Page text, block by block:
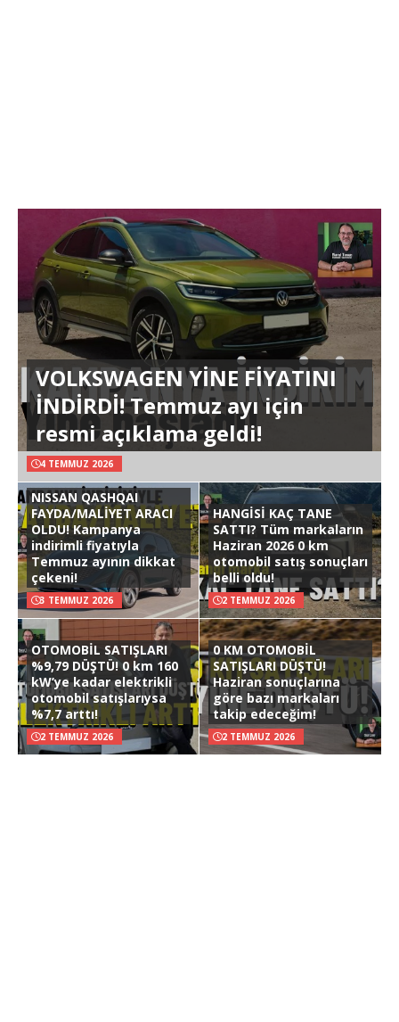
VOLKSWAGEN YİNE FİYATINI
İNDİRDİ! Temmuz ayı için
resmi açıklama geldi!
4 TEMMUZ 2026
NISSAN QASHQAI
FAYDA/MALİYET ARACI
OLDU! Kampanya
indirimli fiyatıyla
Temmuz ayının dikkat
çekeni!
3 TEMMUZ 2026
HANGİSİ KAÇ TANE
SATTI? Tüm markaların
Haziran 2026 0 km
otomobil satış sonuçları
belli oldu!
2 TEMMUZ 2026
OTOMOBİL SATIŞLARI
%9,79 DÜŞTÜ! 0 km 160
kW’ye kadar elektrikli
otomobil satışlarıysa
%7,7 arttı!
2 TEMMUZ 2026
0 KM OTOMOBİL
SATIŞLARI DÜŞTÜ!
Haziran sonuçlarına
göre bazı markaları
takip edeceğim!
2 TEMMUZ 2026